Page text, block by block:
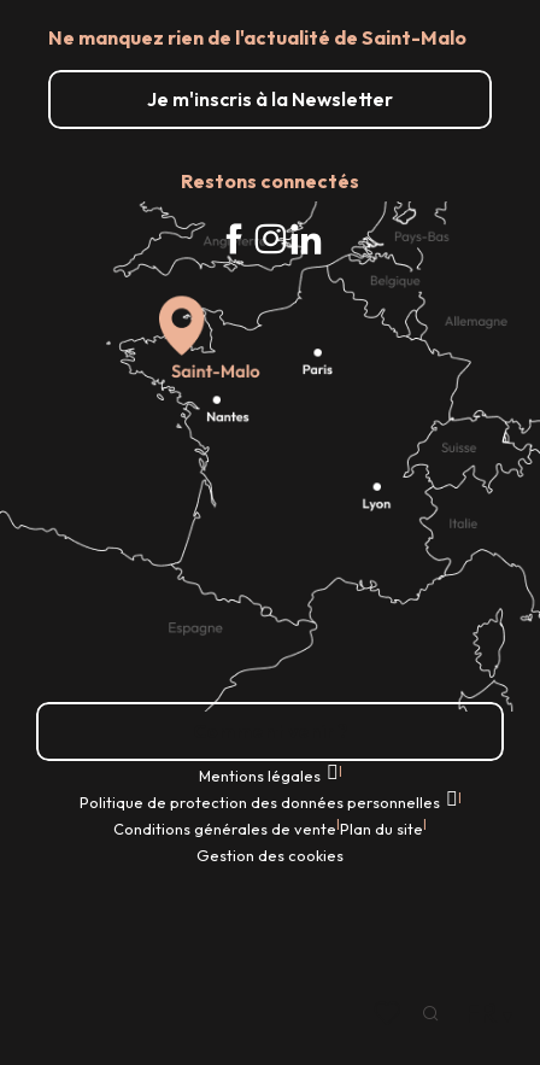
Ne manquez rien de l'actualité de Saint-Malo
Je m'inscris à la Newsletter
Restons connectés
Mentions légales |
Politique de protection des données personnelles |
Conditions générales de vente|Plan du site|
Gestion des cookies